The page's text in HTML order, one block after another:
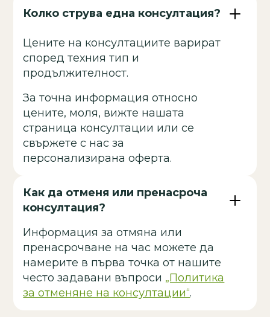
Колко струва една консултация?
Цените на консултациите варират
според техния тип и
продължителност.
За точна информация относно
цените, моля, вижте нашата
страница консултации или се
свържете с нас за
персонализирана оферта.
Как да отменя или пренасроча
консултация?
Информация за отмяна или
пренасрочване на час можете да
намерите в първа точка от нашите
често задавани въпроси „Политика
за отменяне на консултации“.